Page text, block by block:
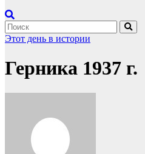
Этот день в истории
Герника 1937 г.